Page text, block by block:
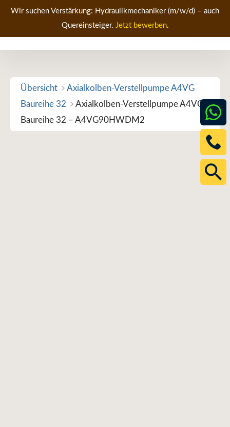
Zum
springen
Wir suchen Verstärkung: Hydraulikmechaniker (m/w/d) – auch
Quereinsteiger. Jetzt bewerben.
Übersicht
Axialkolben-Verstellpumpe A4VG
Baureihe 32
Axialkolben-Verstellpumpe A4VG
Baureihe 32 – A4VG90HWDM2